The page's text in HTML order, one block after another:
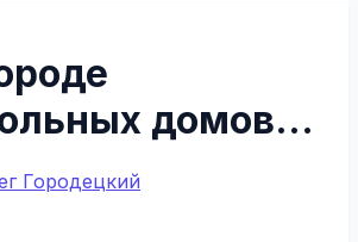
домов...
Городецкий